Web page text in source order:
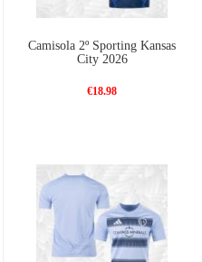
Camisola 2º Sporting Kansas
City 2026
€18.98